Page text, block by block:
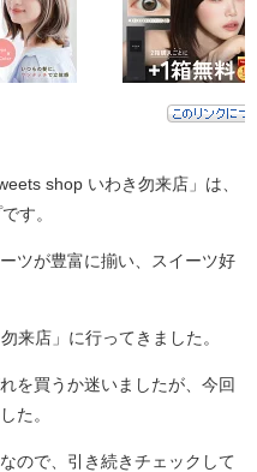
shop いわき勿来店」は、
す。
ツが豊富に揃い、スイーツ好
来店」に行ってきました。
を買うか迷いましたが、今回
た。
ので、引き続きチェックして